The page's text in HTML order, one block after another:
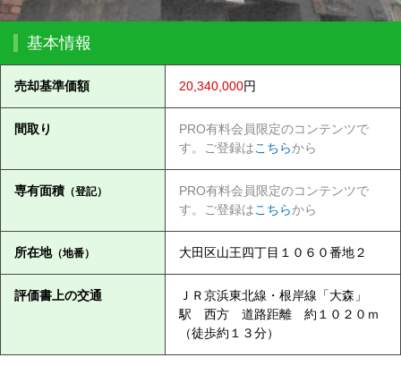
基本情報
売却基準価額 20,340,000円
間取り
PRO有料会員限定のコンテンツで
す。ご登録はこちらから
専有面積（登記）
PRO有料会員限定のコンテンツで
す。ご登録はこちらから
所在地（地番） 大田区山王四丁目１０６０番地２
評価書上の交通
ＪＲ京浜東北線・根岸線「大森」
駅 西方 道路距離 約１０２０ｍ
（徒歩約１３分）